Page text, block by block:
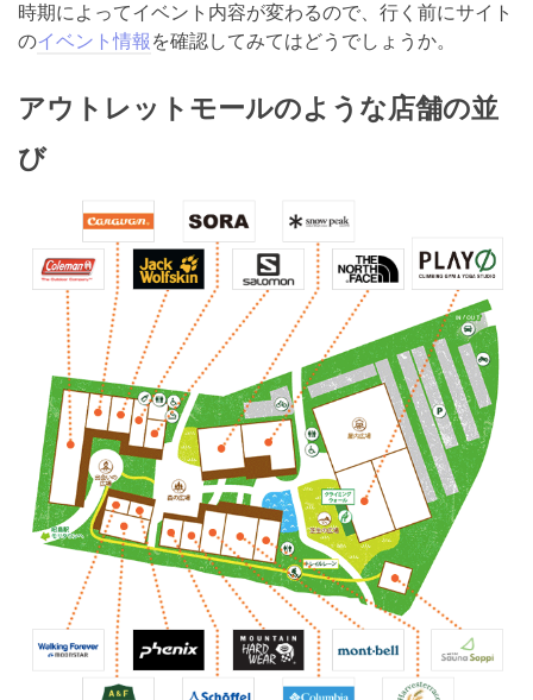
時期によってイベント内容が変わるので、行く前にサイト
のイベント情報 を確認してみてはどうでしょうか。
アウトレットモールのような店舗の並
び